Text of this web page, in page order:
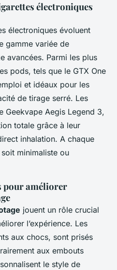
électroniques
électroniques évoluent
gamme variée de
avancées. Parmi les plus
pods, tels que le GTX One
et idéaux pour les
de tirage serré. Les
Geekvape Aegis Legend 3,
totale grâce à leur
inhalation. A chaque
minimaliste ou
pour améliorer
jouent un rôle crucial
l’expérience. Les
aux chocs, sont prisés
aux embouts
le style de